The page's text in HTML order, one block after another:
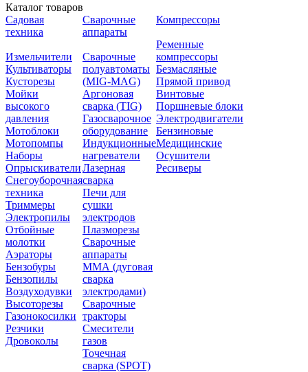
Каталог товаров
Садовая
техника
Измельчители
Культиваторы
Кусторезы
Мойки
высокого
давления
Мотоблоки
Мотопомпы
Наборы
Опрыскиватели
Снегоуборочная
техника
Триммеры
Электропилы
Отбойные
молотки
Аэраторы
Бензобуры
Бензопилы
Воздуходувки
Высоторезы
Газонокосилки
Резчики
Дровоколы
Сварочные
аппараты
Сварочные
полуавтоматы
(MIG-MAG)
Аргоновая
сварка (TIG)
Газосварочное
оборудование
Индукционные
нагреватели
Лазерная
сварка
Печи для
сушки
электродов
Плазморезы
Сварочные
аппараты
ММА (дуговая
сварка
электродами)
Сварочные
тракторы
Смесители
газов
Точечная
сварка (SPOT)
Компрессоры
Ременные
компрессоры
Безмасляные
Прямой привод
Винтовые
Поршневые блоки
Электродвигатели
Бензиновые
Медицинские
Осушители
Ресиверы